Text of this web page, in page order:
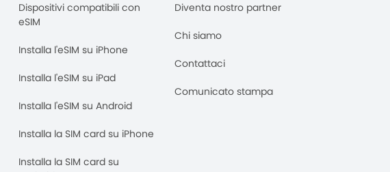
Dispositivi compatibili con
eSIM
Installa l'eSIM su iPhone
Installa l'eSIM su iPad
Installa l'eSIM su Android
Installa la SIM card su iPhone
Installa la SIM card su
Diventa nostro partner
Chi siamo
Contattaci
Comunicato stampa